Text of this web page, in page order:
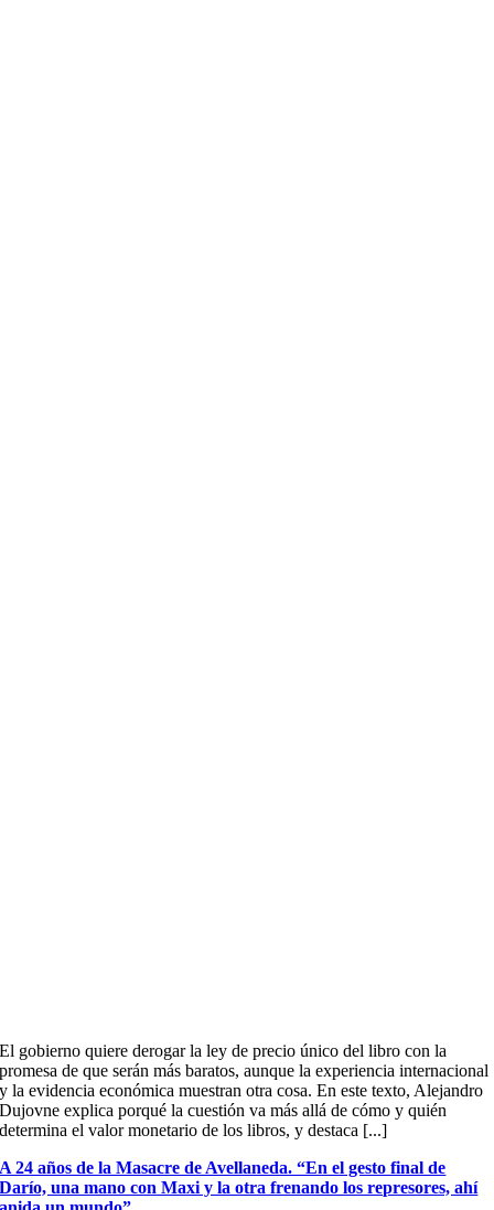
El gobierno quiere derogar la ley de precio único del libro con la
promesa de que serán más baratos, aunque la experiencia internacional
y la evidencia económica muestran otra cosa. En este texto, Alejandro
Dujovne explica porqué la cuestión va más allá de cómo y quién
determina el valor monetario de los libros, y destaca [...]
A 24 años de la Masacre de Avellaneda. “En el gesto final de
Darío, una mano con Maxi y la otra frenando los represores, ahí